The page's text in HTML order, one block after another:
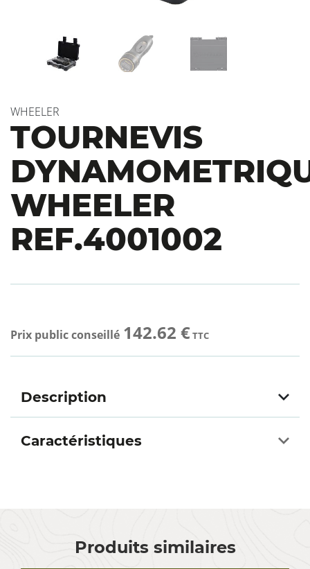
WHEELER
TOURNEVIS
WHEELER
REF.4001002
Prix public conseillé 142.62 €TTC
Description
Caractéristiques
Produits similaires